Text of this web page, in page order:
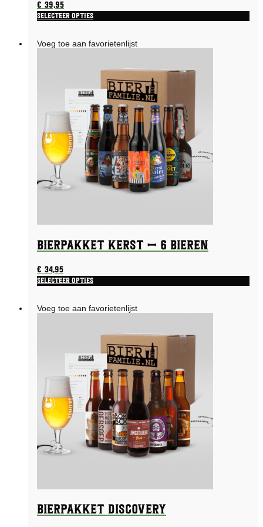
€39,95
Selecteer opties
heeft
worden
de
productpagina
Voeg toe aan favorietenlijst
Bierpakket Kerst – 6 bieren
€ 34,95
Selecteer opties
Voeg toe aan favorietenlijst
Bierpakket Discovery